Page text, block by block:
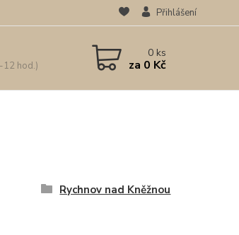
Přihlášení
12 hod.)
0ks
za 0 Kč
Rychnov nad Kněžnou